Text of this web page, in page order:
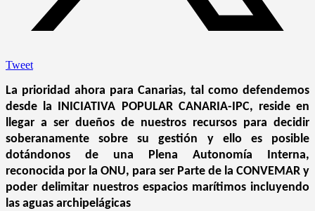
Tweet
La prioridad ahora para Canarias, tal como defendemos
desde la INICIATIVA POPULAR CANARIA-IPC, reside en
llegar a ser dueños de nuestros recursos para decidir
soberanamente sobre su gestión y ello es posible
dotándonos de una Plena Autonomía Interna,
reconocida por la ONU, para ser Parte de la CONVEMAR y
poder delimitar nuestros espacios marítimos incluyendo
las aguas archipelágicas